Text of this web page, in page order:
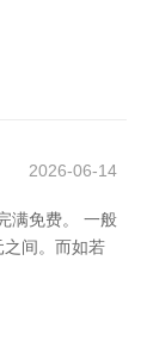
2026-06-14
满免费。 一般
间。而如若